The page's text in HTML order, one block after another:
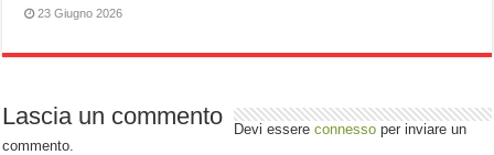
23 Giugno 2026
Lascia un commento Devi essereconnesso per inviare un
commento.